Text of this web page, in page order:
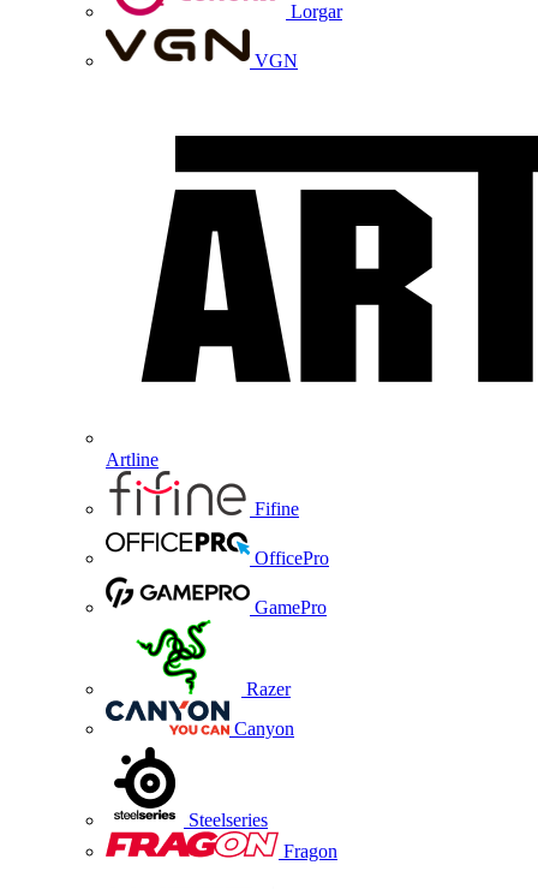
Lorgar
VGN
Artline
Fifine
OfficePro
GamePro
Razer
Canyon
Steelseries
Fragon